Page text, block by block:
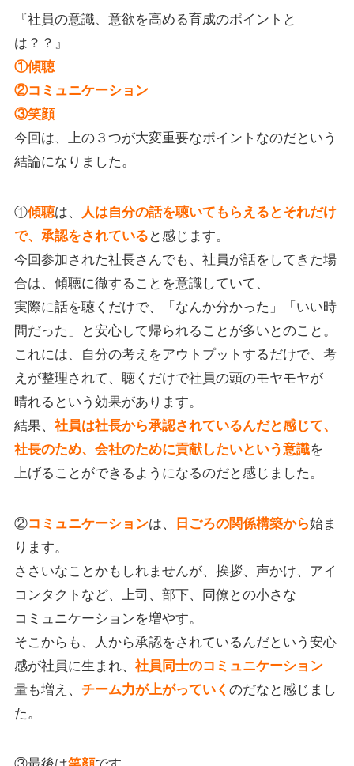
『社員の意識、意欲を高める育成のポイントと
は？？』
①傾聴
②コミュニケーション
③笑顔
今回は、上の３つが大変重要なポイントなのだという
結論になりました。
①傾聴は、
人は自分の話を聴いてもらえるとそれだけ
で、承認をされていると感じます。
今回参加された社長さんでも、社員が話をしてきた場
合は、傾聴に徹することを意識していて、
実際に話を聴くだけで、「なんか分かった」「いい時
間だった」と安心して帰られることが多いとのこと。
これには、自分の考えをアウトプットするだけで、考
えが整理されて、聴くだけで社員の頭のモヤモヤが
晴れるという効果があります。
結果、 社員は社長から承認されているんだと感じて、
社長のため、会社のために貢献したいという意識を
上げることができるようになるのだと感じました。
②コミュニケーションは、 日ごろの関係構築から始ま
ります。
ささいなことかもしれませんが、挨拶、声かけ、アイ
コンタクトなど、上司、部下、同僚との小さな
コミュニケーションを増やす。
そこからも、人から承認をされているんだという安心
感が社員に生まれ、 社員同士のコミュニケーション
量も増え、 チーム力が上がっていく のだなと感じまし
た。